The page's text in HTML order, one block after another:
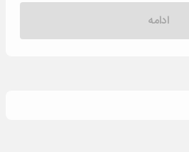
ادامه